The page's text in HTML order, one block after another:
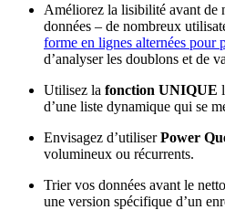
Améliorez la lisibilité avant de
données – de nombreux
forme en lignes alternées pour
d’analyser les doublons et de
Utilisez la fonction UNIQUE
d’une liste dynamique qui se
Envisagez d’utiliserPower
volumineux ou récurrents.
Trier vos données avant le
une version spécifique d’un